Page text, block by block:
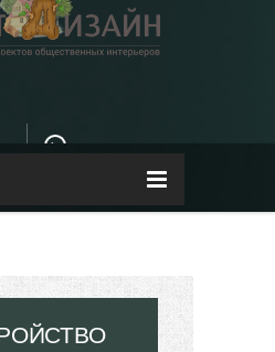
КОНТАКТЫ